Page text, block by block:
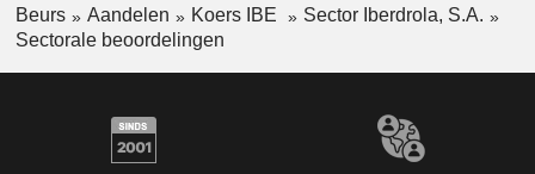
Beurs Aandelen Koers IBE
Sector Iberdrola, S.A.
Sectorale beoordelingen